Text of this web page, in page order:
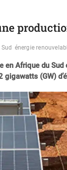
énergie
en Afrique du
(GW)